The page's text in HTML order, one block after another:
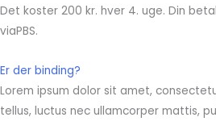
Det koster 200 kr. hver 4. uge. Din
viaPBS.
Er der binding?
Lorem ipsum dolor sit amet,
tellus, luctus nec ullamcorper mattis,